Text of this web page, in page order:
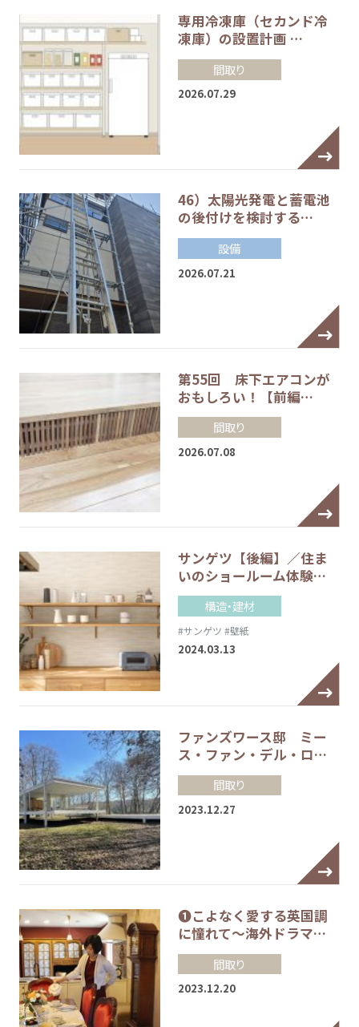
専用冷凍庫（セカンド冷
凍庫）の設置計画 …
間取り
2026.07.29
46）太陽光発電と蓄電池
の後付けを検討する…
設備
2026.07.21
第55回 床下エアコンが
おもしろい！【前編…
間取り
2026.07.08
サンゲツ【後編】／住ま
いのショールーム体験…
構造・建材
#サンゲツ #壁紙
2024.03.13
ファンズワース邸 ミー
ス・ファン・デル・ロ…
間取り
2023.12.27
❶こよなく愛する英国調
に憧れて～海外ドラマ…
間取り
2023.12.20